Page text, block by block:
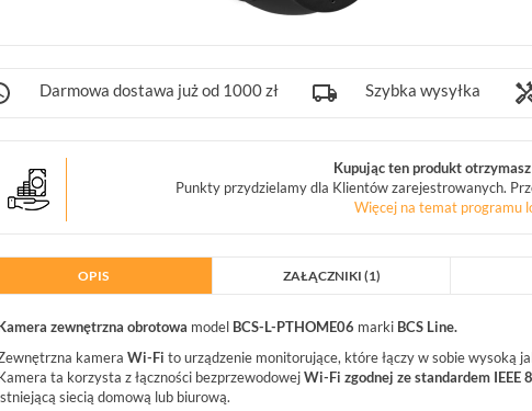
Darmowa dostawa już od 1000 zł Szybka wysyłka
Kupując ten produkt
Punkty przydzielamy dla Klientów zarejestrowanych.
Więcej na temat programu
OPIS ZAŁĄCZNIKI (1)
zewnętrzna obrotowa model BCS-L-PTHOME06 marki BCS Line.
kamera Wi-Fi to urządzenie monitorujące, które łączy w sobie wysoką
ta korzysta z łączności bezprzewodowejWi-Fi zgodnej ze standardem IEEE
siecią domową lub biurową.